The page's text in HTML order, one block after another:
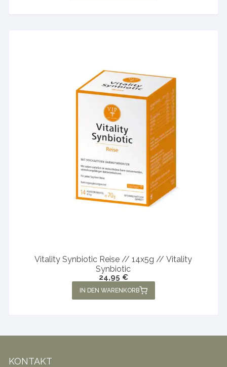
Vitality Synbiotic Reise // 14x5g // Vitality
Synbiotic
24,95 €
IN DEN WARENKORB
KONTAKT